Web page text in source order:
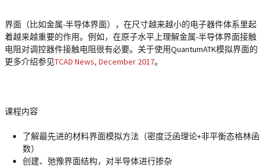
界面（比如金属-半导体界面），在尺寸越来越小的电子器件体系里起
着越来越重要的作用。例如，在原子水平上理解金属-半导体界面接触
电阻对调控器件接触电阻很有必要。关于使用QuantumATK模拟界面的
更多介绍参见TCAD News, December 2017。
课程内容
了解最先进的材料界面模拟方法（密度泛函理论+非平衡态格林函
数）
创建、弛豫界面结构，对半导体进行掺杂